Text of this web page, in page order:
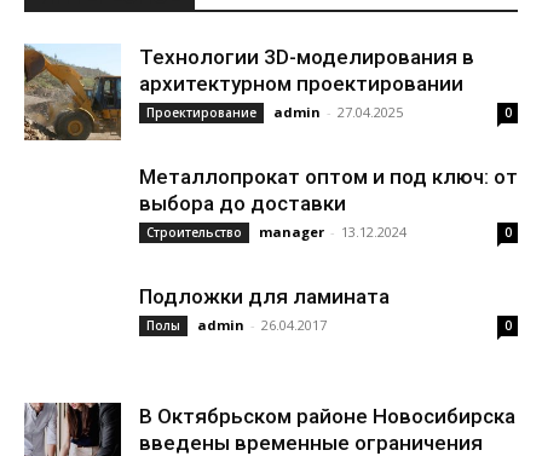
Технологии 3D-моделирования в
архитектурном проектировании
Проектирование admin - 27.04.2025 0
Металлопрокат оптом и под ключ: от
выбора до доставки
Строительство manager - 13.12.2024 0
Подложки для ламината
Полы admin - 26.04.2017 0
В Октябрьском районе Новосибирска
введены временные ограничения